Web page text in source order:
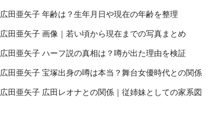
広田亜矢子 年齢は？生年月日や現在の年齢を整理
広田亜矢子 画像｜若い頃から現在までの写真まとめ
広田亜矢子 ハーフ説の真相は？噂が出た理由を検証
広田亜矢子 宝塚出身の噂は本当？舞台女優時代との関係
広田亜矢子 広田レオナとの関係｜従姉妹としての家系図